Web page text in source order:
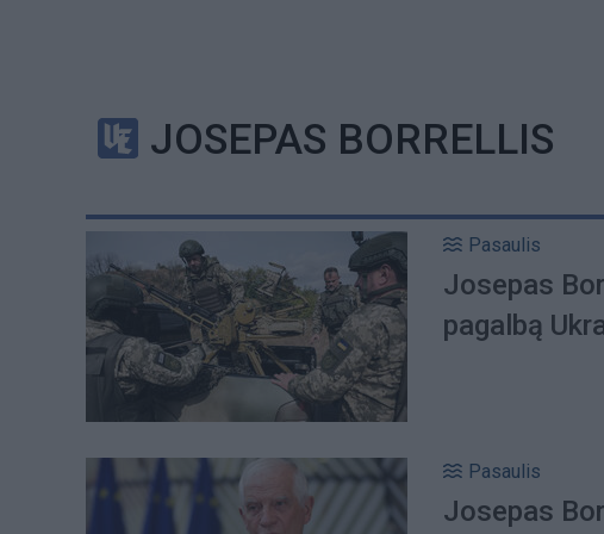
JOSEPAS BORRELLIS
Pasaulis
Josepas
pagalbą
Pasaulis
Josepas